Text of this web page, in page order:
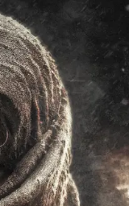
को यादगार!